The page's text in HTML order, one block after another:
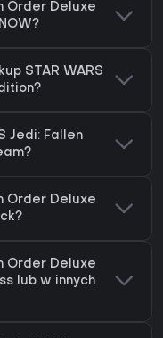
Order Deluxe
STAR WARS
Jedi: Fallen
Order Deluxe
Order Deluxe
lub w innych